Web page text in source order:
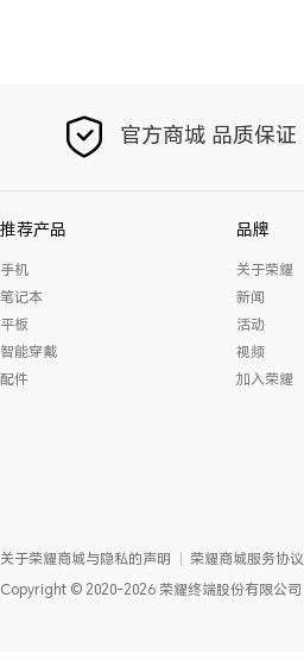
官方商城 品质保证
推荐产品
手机
笔记本
平板
智能穿戴
配件
品牌
关于荣耀
新闻
活动
视频
加入荣耀
关于荣耀商城与隐私的声明 荣耀商城服务协议
Copyright © 2020-2026 荣耀终端股份有限公司